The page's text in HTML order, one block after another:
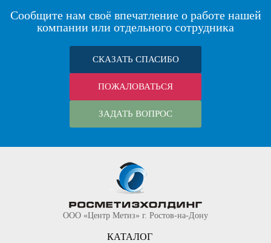
Сообщите нам своё впечатление о работе нашей
компании или отдельного сотрудника
СКАЗАТЬ СПАСИБО
ПОЖАЛОВАТЬСЯ
ЗАДАТЬ ВОПРОС
ООО «Центр Метиз» г. Ростов-на-Дону
КАТАЛОГ